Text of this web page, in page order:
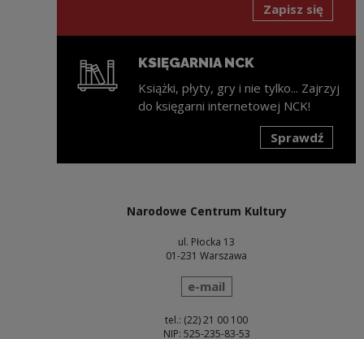
Zapisz się
KSIĘGARNIA NCK
Książki, płyty, gry i nie tylko... Zajrzyj
do księgarni internetowej NCK!
Sprawdź
Narodowe Centrum Kultury
ul. Płocka 13
01-231 Warszawa
wyślij wiadomość
e-mail
tel.: (22) 21 00 100
NIP: 525-235-83-53